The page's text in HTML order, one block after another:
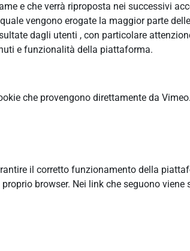
e che verrà riproposta nei successivi
vengono erogate la maggior parte
dagli utenti , con particolare
e funzionalità della piattaforma.
che provengono direttamente da
il corretto funzionamento della
browser. Nei link che seguono